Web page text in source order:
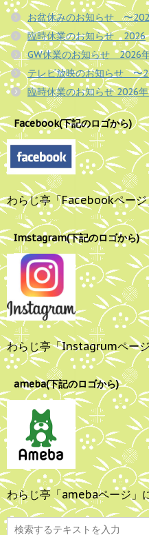
お盆休みのお知らせ 〜
臨時休業のお知らせ 2026
GW休業のお知らせ 2026
テレビ放映のお知らせ 〜
臨時休業のお知らせ 2026
Facebook(下記のロゴから)
わらじ亭「Facebookページ
Imstagram(下記のロゴから)
わらじ亭「Instagrumペー
ameba(下記のロゴから)
わらじ亭「amebaページ」